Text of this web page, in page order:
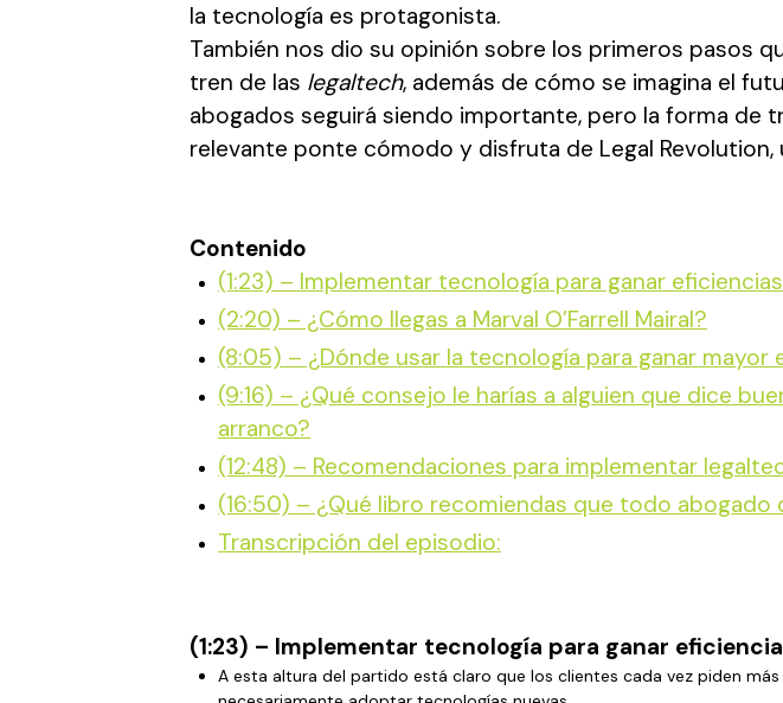
la tecnología es protagonista.
También nos dio su opinión sobre los primeros pasos
tren de las legaltech, además de cómo se imagina el
abogados seguirá siendo importante, pero la forma de
relevante ponte cómodo y disfruta de Legal
Contenido
(1:23) – Implementar tecnología para ganar
(2:20) – ¿Cómo llegas a Marval O’Farrell Mairal?
(8:05) – ¿Dónde usar la tecnología para ganar
(9:16) – ¿Qué consejo le harías a alguien que dice
arranco?
(12:48) – Recomendaciones para implementar
(16:50) – ¿Qué libro recomiendas que todo abogado
Transcripción del episodio:
(1:23) – Implementar tecnología para ganar
A esta altura del partido está claro que los clientes cada vez piden